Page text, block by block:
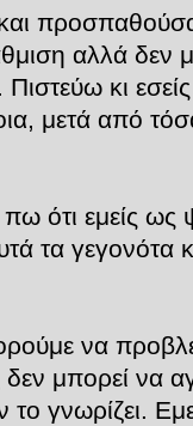
αλλά δεν
κι εσείς
μετά από
ότι εμείς ως
τα γεγονότα
να
δεν μπορεί να
γνωρίζει.